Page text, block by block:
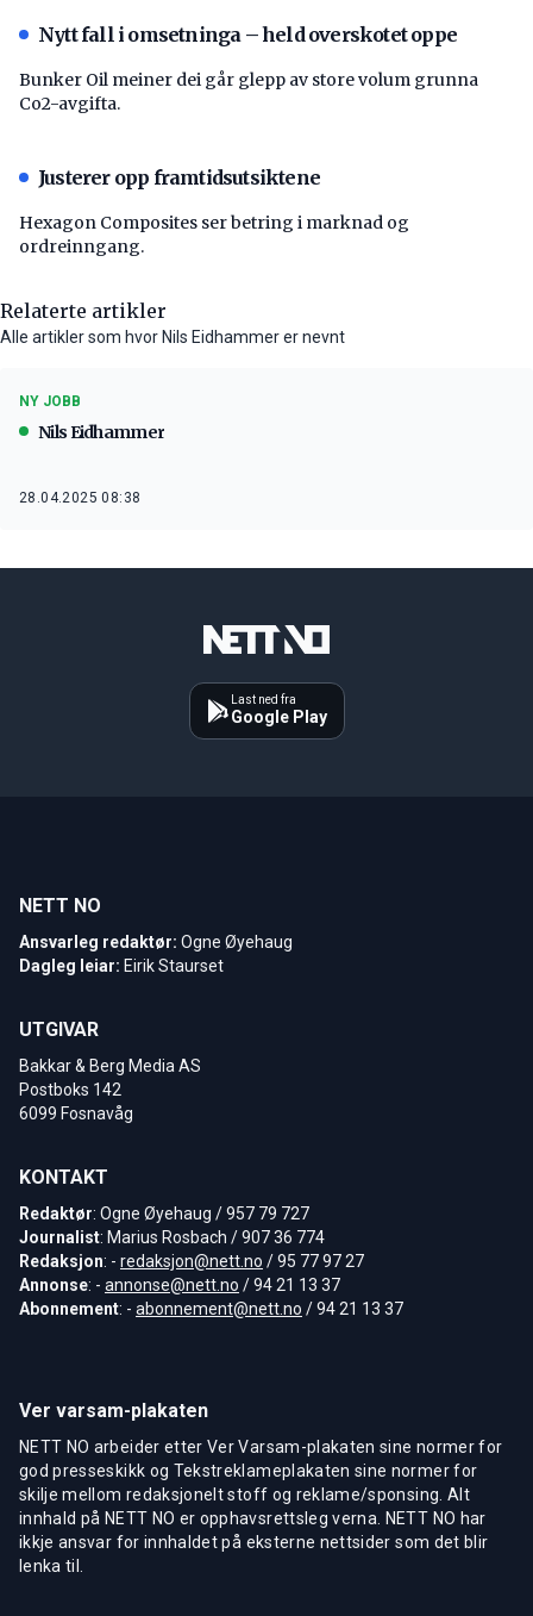
Nytt fall i omsetninga – held overskotet oppe
Bunker Oil meiner dei går glepp av store volum grunna
Co2-avgifta.
Justerer opp framtidsutsiktene
Hexagon Composites ser betring i marknad og
ordreinngang.
Relaterte artikler
Alle artikler som hvor Nils Eidhammer er nevnt
NY JOBB
Nils Eidhammer
28.04.2025 08:38
Last ned fra
Google Play
NETT NO
Ansvarleg redaktør: Ogne Øyehaug
Dagleg leiar: Eirik Staurset
UTGIVAR
Bakkar & Berg Media AS
Postboks 142
6099 Fosnavåg
KONTAKT
Redaktør: Ogne Øyehaug / 957 79 727
Journalist: Marius Rosbach / 907 36 774
Redaksjon: - redaksjon@nett.no / 95 77 97 27
Annonse: - annonse@nett.no / 94 21 13 37
Abonnement: - abonnement@nett.no / 94 21 13 37
Ver varsam-plakaten
NETT NO arbeider etter Ver Varsam-plakaten sine normer for
god presseskikk og Tekstreklameplakaten sine normer for
skilje mellom redaksjonelt stoff og reklame/sponsing. Alt
innhald på NETT NO er opphavsrettsleg verna. NETT NO har
ikkje ansvar for innhaldet på eksterne nettsider som det blir
lenka til.